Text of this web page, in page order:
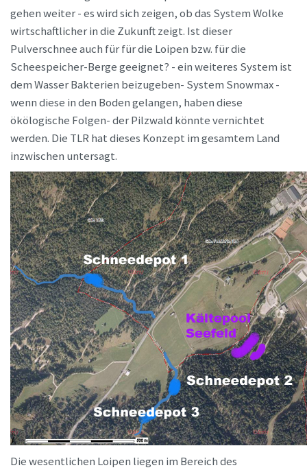
gehen weiter - es wird sich zeigen, ob das System Wolke
wirtschaftlicher in die Zukunft zeigt. Ist dieser
Pulverschnee auch für für die Loipen bzw. für die
Scheespeicher-Berge geeignet? - ein weiteres System ist
dem Wasser Bakterien beizugeben- System Snowmax -
wenn diese in den Boden gelangen, haben diese
ökölogische Folgen- der Pilzwald könnte vernichtet
werden. Die TLR hat dieses Konzept im gesamtem Land
inzwischen untersagt.
Die wesentlichen Loipen liegen im Bereich des